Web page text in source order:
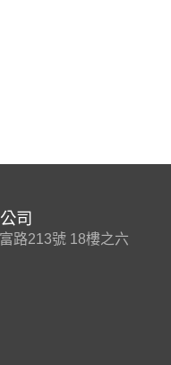
司
路213號 18樓之六